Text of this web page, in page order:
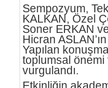
Sempozyum,
KALKAN, Özel
Soner ERKAN
Hicran
Yapılan
toplumsal
vurgulandı.